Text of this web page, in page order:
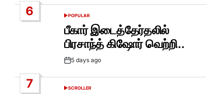
6
POSTED
IN
POPULAR
பீகார் இடைத்தேர்தலில்
பிரசாந்த் கிஷோர் வெற்றி..
Post5 days ago
7
POSTED
SCROLLER